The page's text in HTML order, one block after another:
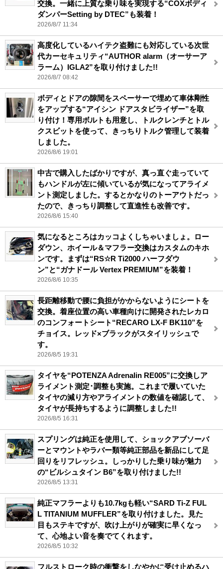
交換。一緒に上質な乗り味を実現する“COXボディ
ダンパーSetting by DTEC”も装着！
2026/8/7 11:34
高度化しているハイテク盗難にも対応している次世
代カーセキュリティ“AUTHOR alarm（オーサーア
ラーム）IGLA2”を取り付けました!!
2026/8/7 08:42
ボディとドアの隙間をスペーサーで埋めて車体剛性
をアップする“アイシン ドアスタビライザー”を取
り付け！専用ボルトも用意し、トルクレンチとトル
クスビットを使って、きっちりトルク管理して装着
しました。
2026/8/6 19:01
中古で購入したばかりですが、真っ直ぐ走っていて
もハンドルが左に傾いているが気になってアライメ
ント測定しました。するとかなりのトーアウトだっ
たので、きっちり調整して直進性も改善です。
2026/8/6 15:40
気になるところはカッコよくしちゃいましょ。ロー
ダウン、ホイール＆マフラー交換はカスタムのキホ
ンです。まずは“RS☆R Ti2000 ハーフダウ
ン”と“ガナドール Vertex PREMIUM”を装着！
2026/8/6 10:35
長距離移動で腰に負担がかからないようにシートを
交換。着座位置の高い車種向けに開発されたレカロ
のコンフォートシート“RECARO LX-F BK110”を
チョイス。レッド×ブラックがスタイリッシュで
す。
2026/8/5 19:31
タイヤを“POTENZA Adrenalin RE005”に交換しア
ライメント測定･調整も実施。これまで履いていた
タイヤの減り方やアライメントの数値を確認して、
タイヤが長持ちするように調整しました!!
2026/8/5 16:31
スプリングは純正を使用して、ショックアブソーバ
ーとマウントやラバー類等純正部品を新品にして足
回りをリフレッシュ。しっかりした乗り味が魅力
の“ビルシュタイン B6”を取り付けました!!
2026/8/5 13:31
純正マフラーよりも10.7kgも軽い“SARD Ti-Z FUL
L TITANIUM MUFFLER”を取り付けました。見た
目もステキですが、吹け上がりが確実に早くなっ
て、心地よい音を奏でてくれます。
2026/8/5 10:32
フルストローク時の衝撃をしなやかに受け止めるハ